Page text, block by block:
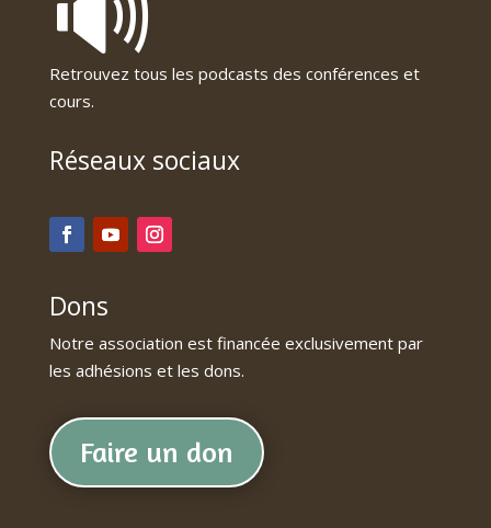
Retrouvez tous les podcasts des conférences et
cours.
Réseaux sociaux
Dons
Notre association est financée exclusivement par
les adhésions et les dons.
Faire un don